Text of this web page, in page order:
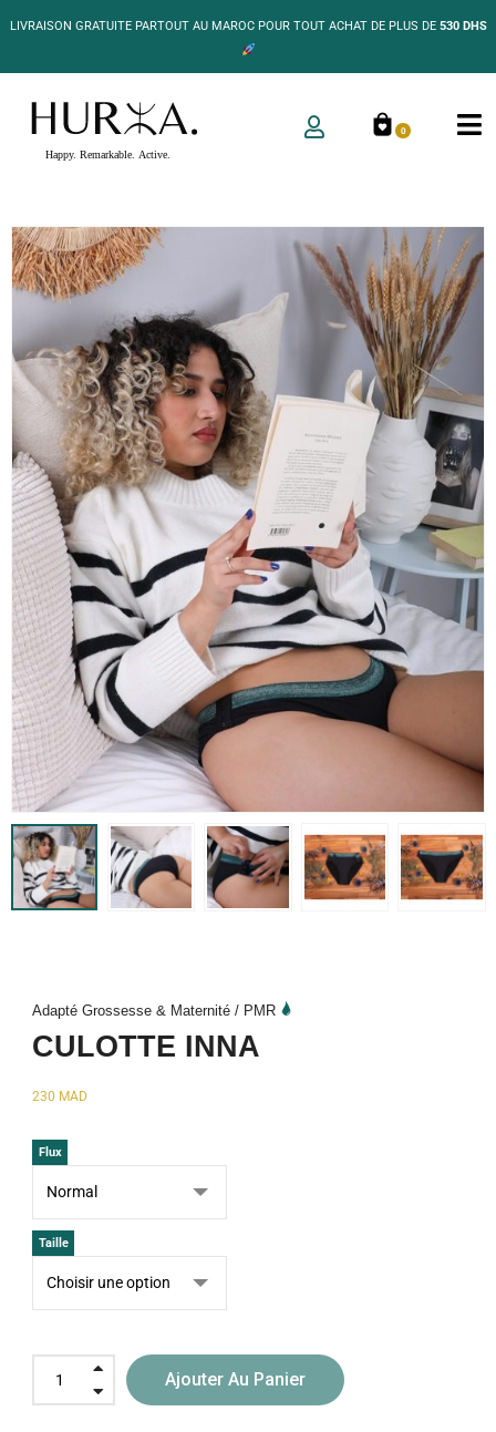
LIVRAISON GRATUITE PARTOUT AU MAROC POUR TOUT ACHAT DE PLUS DE530 DHS
0
Adapté Grossesse & Maternité / PMR
CULOTTE INNA
230 MAD
Flux
Taille
Ajouter Au Panier